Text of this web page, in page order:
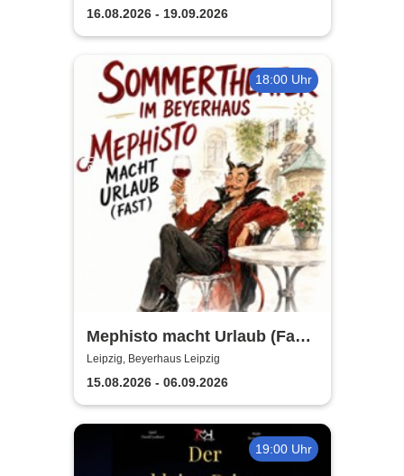
Abend
16.08.2026 - 19.09.2026
18:00 Uhr
Mephisto macht Urlaub (Fast)
- Sommertheater im
Beyerhaus Leipzig
Leipzig, Beyerhaus Leipzig
15.08.2026 - 06.09.2026
19:00 Uhr